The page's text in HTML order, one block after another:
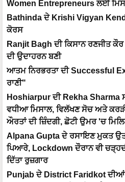
Women Entrepreneurs ਲਈ
Bathinda ਦੇ Krishi Vigyan
ਕੋਰਸ
Ranjit Bagh ਦੀ ਕਿਸਾਨ ਰਣਜੀਤ
ਦੀ ਉਦਾਹਰਨ ਬਣੀ
ਆਤਮ ਨਿਰਭਰਤਾ ਦੀ Successful
ਰਾਣੀ"
Hoshiarpur ਦੀ Rekha
ਵਧੀਆ ਮਿਸਾਲ, ਵਿਲੱਖਣ ਸੋਚ ਅਤੇ
ਔਰਤਾਂ ਦੀ ਜ਼ਿੰਦਗੀ, ਛੋਟੀ ਉਮਰ 'ਚ
Alpana Gupta ਦੇ ਰਸਾਇਣ ਮੁਕਤ
ਪਿਆਰੇ, Lockdown ਦੌਰਾਨ ਵੀ
ਦਿੱਤਾ ਰੁਜ਼ਗਾਰ
Punjab ਦੇ District Faridkot ਦੀਆਂ